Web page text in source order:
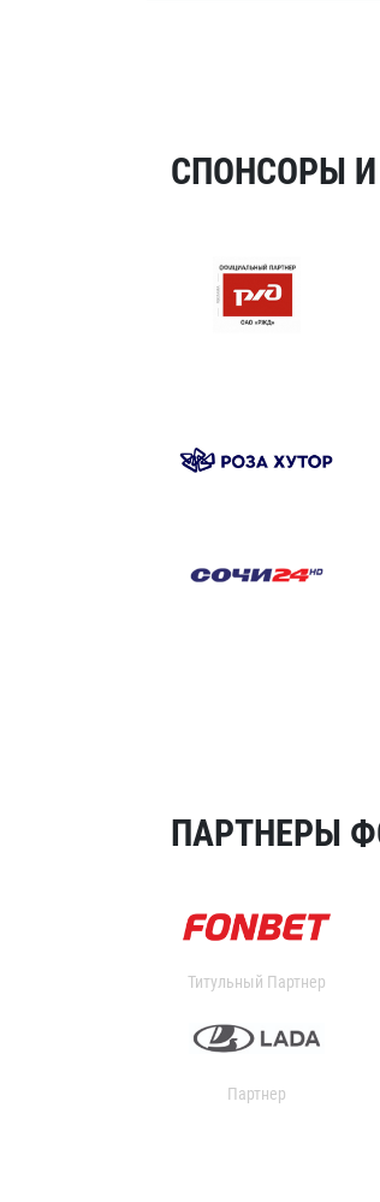
СПОНСОРЫ И
ПАРТНЕРЫ
Титульный Партнер
Партнер